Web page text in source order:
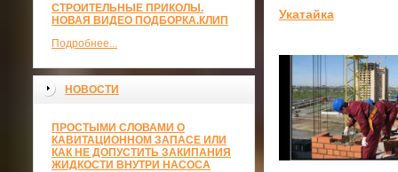
СТРОИТЕЛЬНЫЕ ПРИКОЛЫ.
НОВАЯ ВИДЕО ПОДБОРКА.КЛИП
Подробнее...
НОВОСТИ
ПРОСТЫМИ СЛОВАМИ О
КАВИТАЦИОННОМ ЗАПАСЕ ИЛИ
КАК НЕ ДОПУСТИТЬ ЗАКИПАНИЯ
ЖИДКОСТИ ВНУТРИ НАСОСА
Укатайка